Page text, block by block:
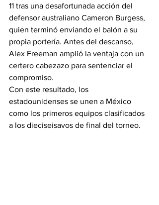
11 tras una desafortunada acción del
defensor australiano Cameron Burgess,
quien terminó enviando el balón a su
propia portería. Antes del descanso,
Alex Freeman amplió la ventaja con un
certero cabezazo para sentenciar el
compromiso.
Con este resultado, los
estadounidenses se unen a México
como los primeros equipos clasificados
a los dieciseisavos de final del torneo.